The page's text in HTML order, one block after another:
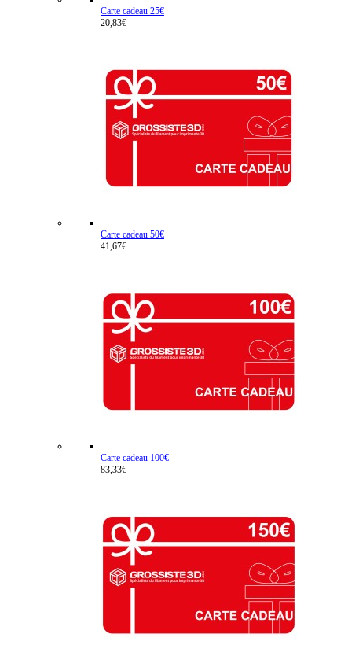
Carte cadeau 25€
20,83€
Carte cadeau 50€
41,67€
Carte cadeau 100€
83,33€